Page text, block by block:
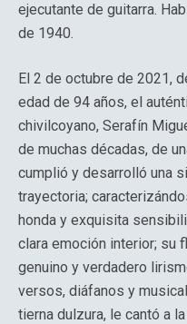
ejecutante de guitarra.
de 1940.
El 2 de octubre de 2021,
edad de 94 años, el
chivilcoyano, Serafín
de muchas décadas, de
cumplió y desarrolló una
trayectoria;
honda y exquisita
clara emoción interior; su
genuino y verdadero
versos, diáfanos y
tierna dulzura, le cantó a